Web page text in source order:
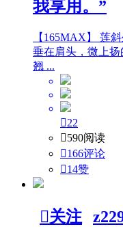
我享用。”
【165MAX】 莲
垂在肩头，微上
翘 ...
22
590阅读
166评论
14赞
关注